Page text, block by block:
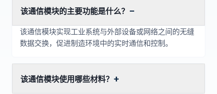
该通信模块的主要功能是什么？
该通信模块实现工业系统与外部设备或网络之间的无缝
数据交换，促进制造环境中的实时通信和控制。
该通信模块使用哪些材料？